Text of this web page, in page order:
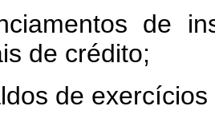
de
de crédito;
de